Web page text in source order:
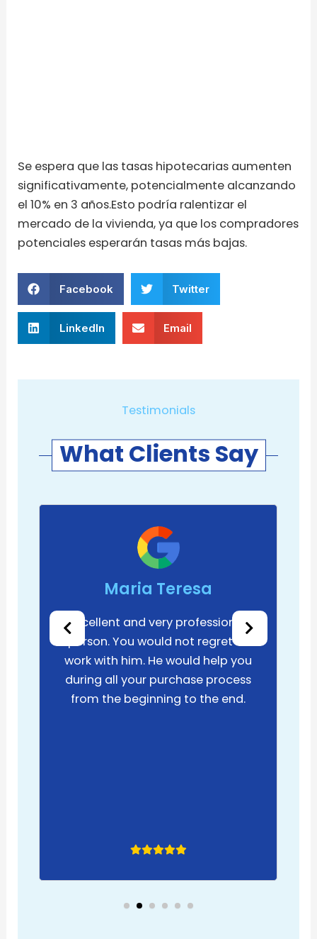
Se espera que las tasas hipotecarias aumenten
significativamente, potencialmente alcanzando
el 10% en 3 años.Esto podría ralentizar el
mercado de la vivienda, ya que los compradores
potenciales esperarán tasas más bajas.
Facebook Twitter
LinkedIn Email
Testimonials
What Clients Say
Maria Teresa
Excellent and very professional
person. You would not regret to
work with him. He would help you
during all your purchase process
from the beginning to the end.